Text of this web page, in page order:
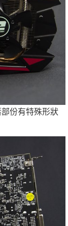
份有特殊形狀